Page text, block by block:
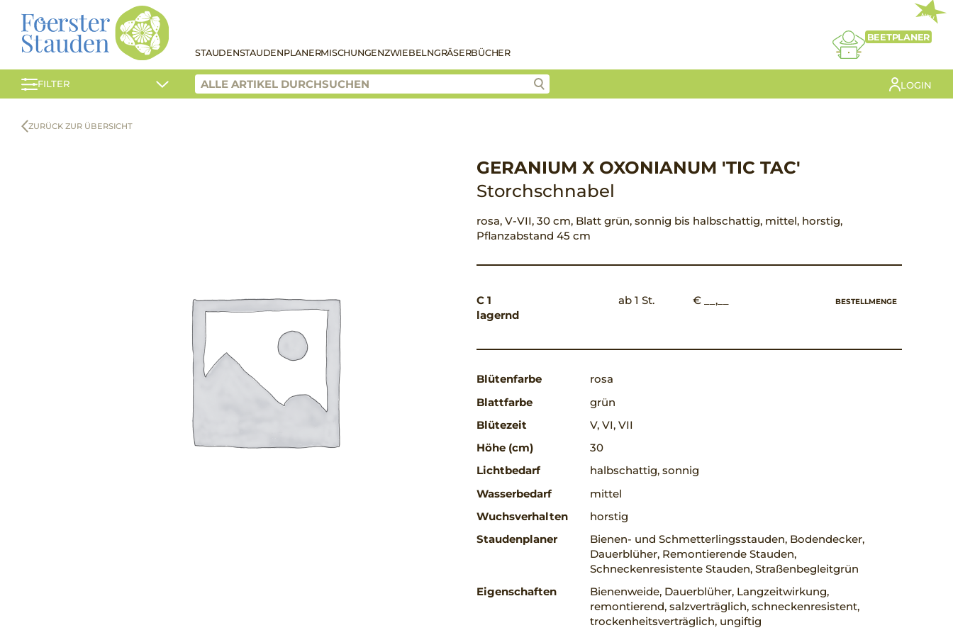
STAUDENSTAUDENPLANERMISCHUNGENZWIEBELNGRÄSERBÜCHER
NEU
BEETPLANER
FILTER LOGIN
ZURÜCK ZUR ÜBERSICHT
GERANIUM X OXONIANUM 'TIC TAC'
Storchschnabel
rosa, V-VII, 30 cm, Blatt grün, sonnig bis halbschattig, mittel, horstig,
Pflanzabstand 45 cm
C 1
lagernd
ab 1 St. € __,__ BESTELLMENGE
Blütenfarbe
rosa
Blattfarbe
grün
Blütezeit
V, VI, VII
Höhe (cm)
30
Lichtbedarf
halbschattig, sonnig
Wasserbedarf
mittel
Wuchsverhalten
horstig
Staudenplaner
Bienen- und Schmetterlingsstauden, Bodendecker,
Dauerblüher, Remontierende Stauden,
Schneckenresistente Stauden, Straßenbegleitgrün
Eigenschaften
Bienenweide, Dauerblüher, Langzeitwirkung,
remontierend, salzverträglich, schneckenresistent,
trockenheitsverträglich, ungiftig